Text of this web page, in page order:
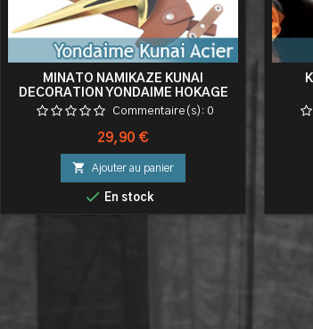
MINATO NAMIKAZE KUNAI
DECORATION YONDAIME HOKAGE
COUTEAU NARUTO
Commentaire(s): 0
Prix
29,90 €
 Ajouter au panier
 En stock